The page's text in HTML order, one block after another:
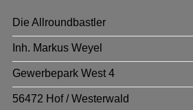
Die Allroundbastler
Inh. Markus Weyel
Gewerbepark West 4
56472 Hof / Westerwald